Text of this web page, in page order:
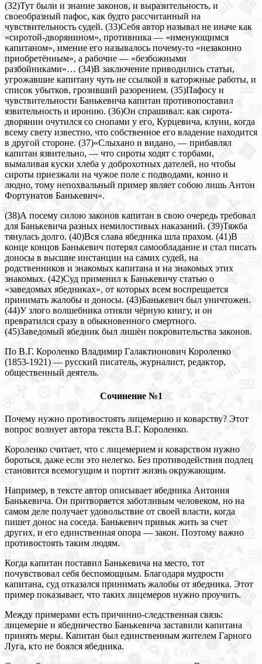
(32)Тут были и знание законов, и выразительность, и
своеобразный пафос, как будто рассчитанный на
чувствительность судей. (33)Себя автор называл не иначе как
«сиротой-дворянином», противника — «именующимся
капитаном», имение его называлось почему-то «незаконно
приобретённым», а рабочие — «безбожными
разбойниками»… (34)В заключение приводились статьи,
угрожавшие капитану чуть не ссылкой в каторжные работы, и
список убытков, грозивший разорением. (35)Пафосу и
чувствительности Банькевича капитан противопоставил
язвительность и иронию. (36)Он спрашивал: как сирота-
дворянин очутился со снопами у его, Курцевича, клуни, когда
всему свету известно, что собственное его владение находится
в другой стороне. (37)«Слыхано и видано, — прибавлял
капитан язвительно, — что сироты ходят с торбами,
вымаливая куски хлеба у доброхотных дателей, но чтобы
сироты приезжали на чужое поле с подводами, конно и
людно, тому непохвальный пример являет собою лишь Антон
Фортунатов Банькевич».
(38)А посему силою законов капитан в свою очередь требовал
для Банькевича разных немилостивых наказаний. (39)Тяжба
тянулась долго. (40)Вся слава ябедника шла прахом. (41)В
конце концов Банькевич потерял самообладание и стал писать
доносы в высшие инстанции на самих судей, на
родственников и знакомых капитана и на знакомых этих
знакомых. (42)Суд применил к Банькевичу статью о
«заведомых ябедниках», от которых всем воспрещается
принимать жалобы и доносы. (43)Банькевич был уничтожен.
(44)У злого волшебника отняли чёрную книгу, и он
превратился сразу в обыкновенного смертного.
(45)3аведомый ябедник был лишён покровительства законов.
По В.Г. Короленко Владимир Галактионович Короленко
(1853-1921) — русский писатель, журналист, редактор,
общественный деятель.
Сочинение №1
Почему нужно противостоять лицемерию и коварству? Этот
вопрос волнует автора текста В.Г. Короленко.
Короленко считает, что с лицемерием и коварством нужно
бороться, даже если это нелегко. Без противодействия подлец
становится всемогущим и портит жизнь окружающим.
Например, в тексте автор описывает ябедника Антония
Банькевича. Он притворяется заботливым человеком, но на
самом деле получает удовольствие от своей власти, когда
пишет донос на соседа. Банькевич привык жить за счет
других, и его единственная опора — закон. Поэтому важно
противостоять таким людям.
Когда капитан поставил Банькевича на место, тот
почувствовал себя беспомощным. Благодаря мудрости
капитана, суд отказался принимать жалобы от ябедника. Этот
пример показывает, что таких лицемеров нужно проучить.
Между примерами есть причинно-следственная связь:
лицемерие и ябедничество Банькевича заставили капитана
принять меры. Капитан был единственным жителем Гарного
Луга, кто не боялся ябедника.